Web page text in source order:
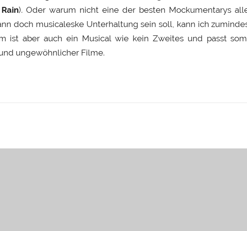
). Oder warum nicht eine der besten Mockumentarys
doch musicaleske Unterhaltung sein soll, kann ich
ist aber auch ein Musical wie kein Zweites und passt
ungewöhnlicher Filme.